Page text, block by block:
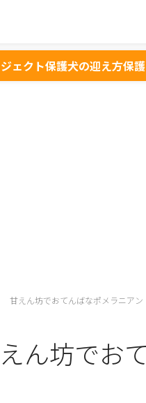
ェクト保護犬の迎え方保
甘えん坊でおてんばなポメラニアン
ん坊でお